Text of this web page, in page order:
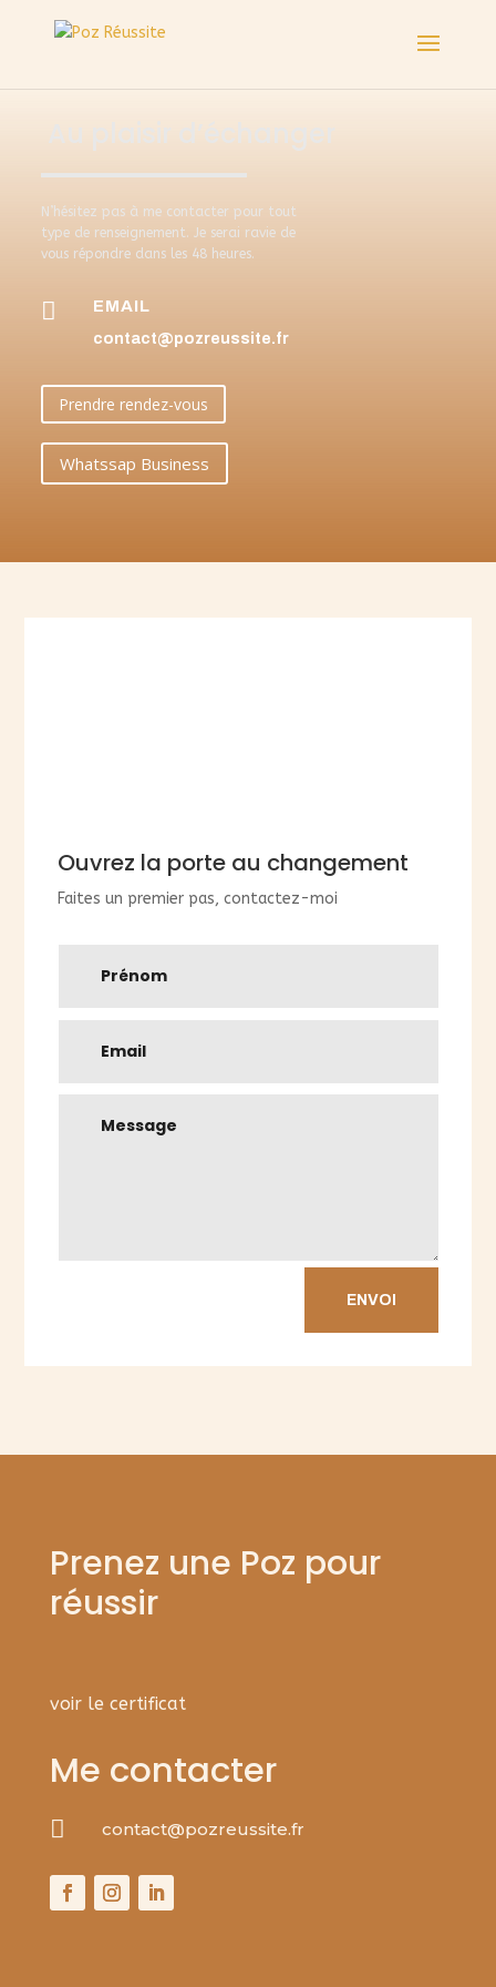
N’hésitez pas à me contacter pour tout
type de renseignement. Je serai ravie de
vous répondre dans les 48 heures.
 EMAIL
contact@pozreussite.fr
Prendre rendez-vous
Whatssap Business
Ouvrez la porte au changement
Faites un premier pas, contactez-moi
ENVOI
Prenez une Poz pour
réussir
voir le certificat
Me contacter
 contact@pozreussite.fr